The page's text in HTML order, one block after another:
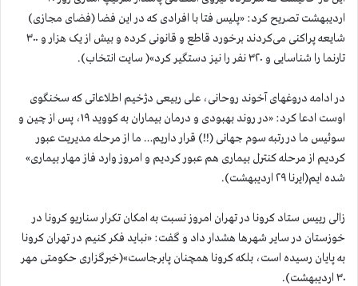
اردیبهشت تصریح کرد: «پلیس فتا با افرادی که در این فضا (فضای مجازی)
شایعه پراکنی می‌کردند برخورد قاطع و قانونی کرده و بیش از یک هزار و ۳۰۰
تارنما را شناسایی و ۳۲۰ نفر را نیز دستگیر کرد»( سایت انتخاب).
در ادامه دروغهای آخوند روحانی، علی ربیعی دژخیم اطلاعاتی که سخنگوی
اوست ادعا کرد: «در روند بهبودی و درمان بیماران به کووید ۱۹، پس از چین و
سوئیس ما در رتبه سوم جهانی (!!) قرار داریم… ما از مرحله مدیریت عبور
کردیم از مرحله کنترل بیماری هم عبور کردیم و امروز وارد فاز مهار بیماری»
شده ایم(ایرنا ۲۹ اردیبهشت).
زالی رییس ستاد کرونا در تهران امروز نسبت به امکان تکرار سناریو کرونا در
خوزستان در سایر شهرها هشدار داد و گفت: «نباید فکر کنیم در تهران کرونا
به پایان رسیده است، بلکه کرونا همچنان پابرجاست»(خبرگزاری حکومتی مهر
۳۰ اردیبهشت).